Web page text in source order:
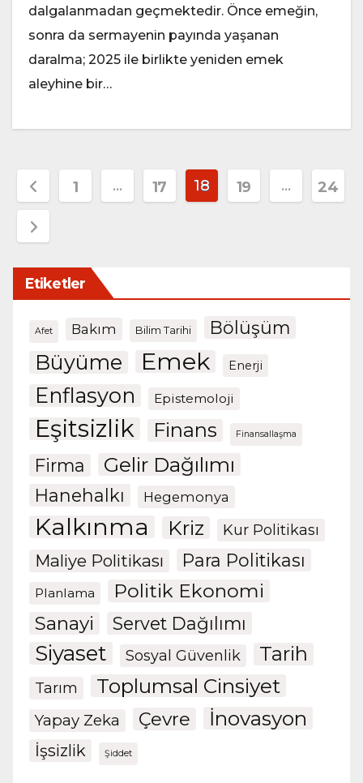
dalgalanmadan geçmektedir. Önce emeğin,
sonra da sermayenin payında yaşanan
daralma; 2025 ile birlikte yeniden emek
aleyhine bir…
Yazı
sayfalaması
1 … 17 18 19 … 24
Etiketler
Afet Bakım Bilim Tarihi Bölüşüm
Büyüme Emek Enerji
Enflasyon Epistemoloji
Eşitsizlik Finans Finansallaşma
Firma Gelir Dağılımı
Hanehalkı Hegemonya
Kalkınma Kriz Kur Politikası
Maliye Politikası Para Politikası
Planlama
Politik Ekonomi
Sanayi
Servet Dağılımı
Siyaset Sosyal Güvenlik Tarih
Tarım Toplumsal Cinsiyet
Yapay Zeka Çevre İnovasyon
İşsizlik Şiddet